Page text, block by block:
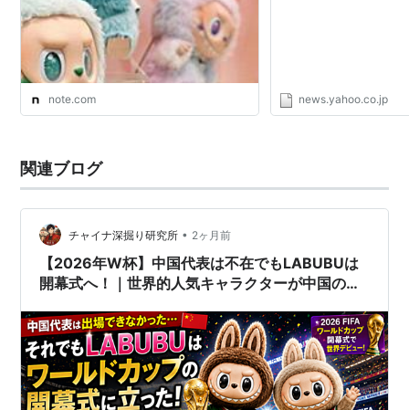
note.com news.yahoo.co.jp
関連ブログ
チャイナ深掘り研究所 • 2ヶ月前
【2026年W杯】中国代表は不在でもLABUBUは
開幕式へ！｜世界的人気キャラクターが中国の誇